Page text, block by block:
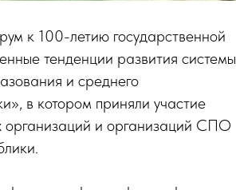
к 100-летию государственной
тенденции развития системы
и среднего
в котором приняли участие
организаций и организаций СПО